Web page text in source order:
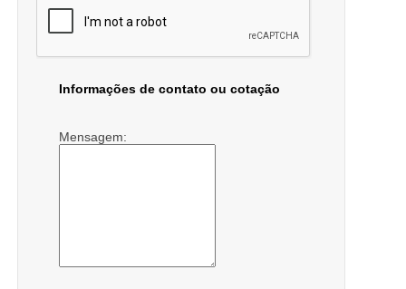
Informações de contato ou cotação
Mensagem: